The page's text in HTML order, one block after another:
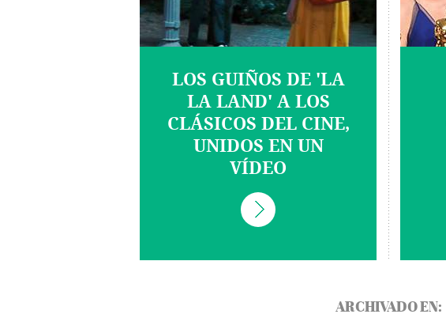
LOS GUIÑOS DE 'LA
LA LAND' A LOS
CLÁSICOS DEL CINE,
UNIDOS EN UN
VÍDEO
ARCHIVADO EN: